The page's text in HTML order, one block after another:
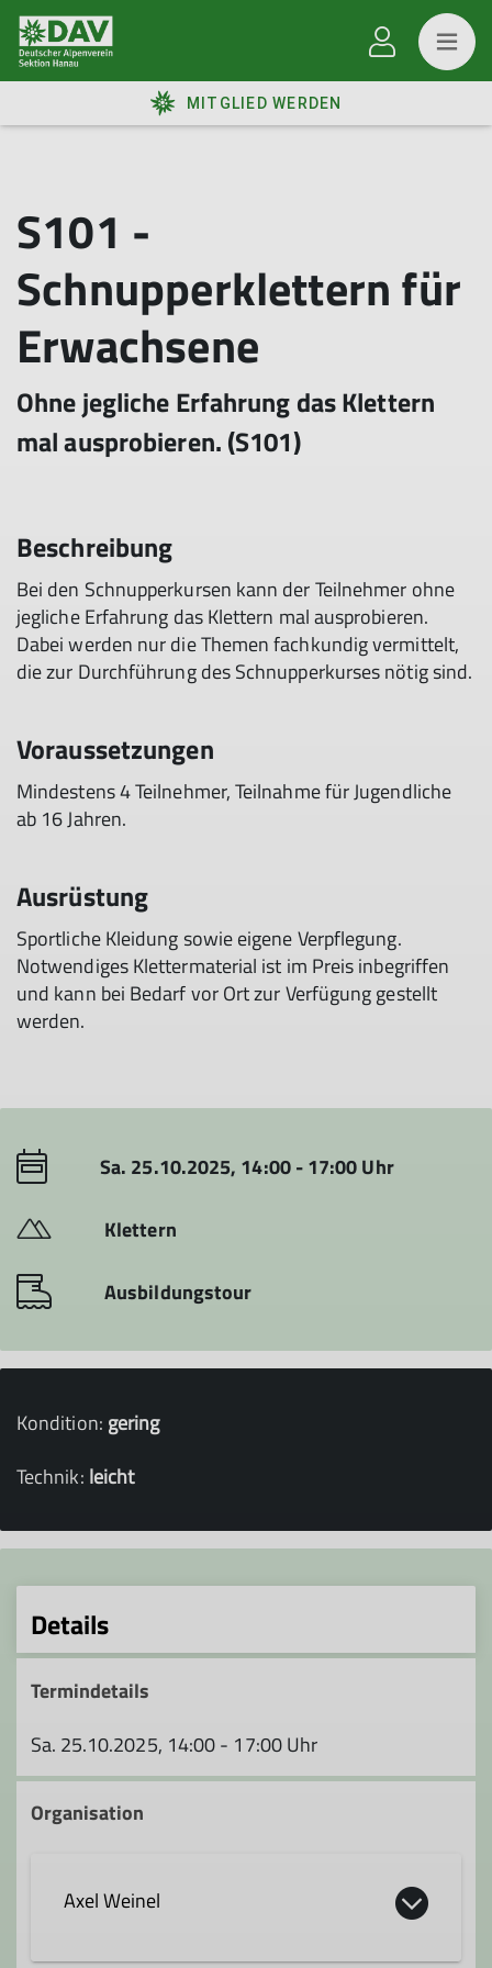
MITGLIED WERDEN
S101 -
Schnupperklettern für
Erwachsene
Ohne jegliche Erfahrung das Klettern
mal ausprobieren. (S101)
Beschreibung
Bei den Schnupperkursen kann der Teilnehmer ohne
jegliche Erfahrung das Klettern mal ausprobieren.
Dabei werden nur die Themen fachkundig vermittelt,
die zur Durchführung des Schnupperkurses nötig sind.
Voraussetzungen
Mindestens 4 Teilnehmer, Teilnahme für Jugendliche
ab 16 Jahren.
Ausrüstung
Sportliche Kleidung sowie eigene Verpflegung.
Notwendiges Klettermaterial ist im Preis inbegriffen
und kann bei Bedarf vor Ort zur Verfügung gestellt
werden.
Sa. 25.10.2025, 14:00 - 17:00 Uhr
Klettern
Ausbildungstour
Kondition: gering
Technik: leicht
Details
Termindetails
Sa. 25.10.2025, 14:00 - 17:00 Uhr
Organisation
Axel Weinel